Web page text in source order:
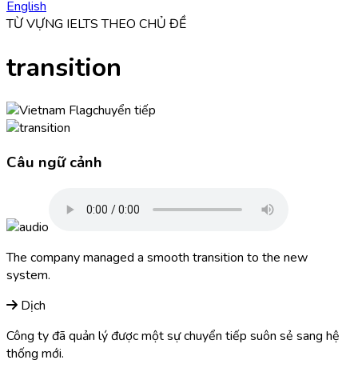
English
TỪ VỰNG IELTS THEO CHỦ ĐỀ
transition
chuyển tiếp
Câu ngữ cảnh
The company managed a smooth transition to the new
system.
Dịch
Công ty đã quản lý được một sự chuyển tiếp suôn sẻ sang hệ
thống mới.